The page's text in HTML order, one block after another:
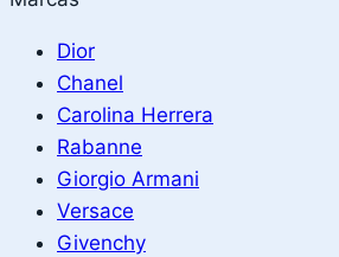
Dior
Chanel
Carolina Herrera
Rabanne
Giorgio Armani
Versace
Givenchy